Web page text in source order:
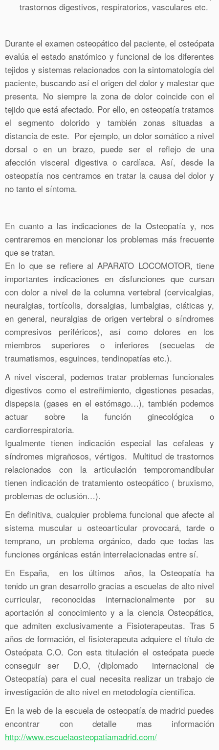
trastornos digestivos, respiratorios, vasculares etc.
Durante el examen osteopático del paciente, el osteópata
evalúa el estado anatómico y funcional de los diferentes
tejidos y sistemas relacionados con la sintomatología del
paciente, buscando así el origen del dolor y malestar que
presenta. No siempre la zona de dolor coincide con el
tejido que está afectado. Por ello, en osteopatía tratamos
el segmento dolorido y también zonas situadas a
distancia de este. Por ejemplo, un dolor somático a nivel
dorsal o en un brazo, puede ser el reflejo de una
afección visceral digestiva o cardíaca. Así, desde la
osteopatía nos centramos en tratar la causa del dolor y
no tanto el síntoma.
En cuanto a las indicaciones de la Osteopatía y, nos
centraremos en mencionar los problemas más frecuente
que se tratan.
En lo que se refiere al APARATO LOCOMOTOR, tiene
importantes indicaciones en disfunciones que cursan
con dolor a nivel de la columna vertebral (cervicalgias,
neuralgias, tortícolis, dorsalgias, lumbalgias, ciáticas y,
en general, neuralgias de origen vertebral o síndromes
compresivos periféricos), así como dolores en los
miembros superiores o inferiores (secuelas de
traumatismos, esguinces, tendinopatías etc.).
A nivel visceral, podemos tratar problemas funcionales
digestivos como el estreñimiento, digestiones pesadas,
dispepsia (gases en el estómago…), también podemos
actuar sobre la función ginecológica o
cardiorrespiratoria.
Igualmente tienen indicación especial las cefaleas y
síndromes migrañosos, vértigos. Multitud de trastornos
relacionados con la articulación temporomandibular
tienen indicación de tratamiento osteopático ( bruxismo,
problemas de oclusión…).
En definitiva, cualquier problema funcional que afecte al
sistema muscular u osteoarticular provocará, tarde o
temprano, un problema orgánico, dado que todas las
funciones orgánicas están interrelacionadas entre sí.
En España, en los últimos años, la Osteopatía ha
tenido un gran desarrollo gracias a escuelas de alto nivel
curricular, reconocidas internacionalmente por su
aportación al conocimiento y a la ciencia Osteopática,
que admiten exclusivamente a Fisioterapeutas. Tras 5
años de formación, el fisioterapeuta adquiere el título de
Osteópata C.O. Con esta titulación el osteópata puede
conseguir ser D.O, (diplomado internacional de
Osteopatía) para el cual necesita realizar un trabajo de
investigación de alto nivel en metodología científica.
En la web de la escuela de osteopatía de madrid puedes
encontrar con detalle mas información
http://www.escuelaosteopatiamadrid.com/